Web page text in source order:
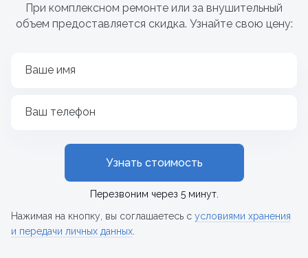
При комплексном ремонте или за внушительный
объем предоставляется скидка. Узнайте свою цену:
Ваше имя
Ваш телефон
Узнать стоимость
Перезвоним через 5 минут.
Нажимая на кнопку, вы соглашаетесь с условиями хранения
и передачи личных данных